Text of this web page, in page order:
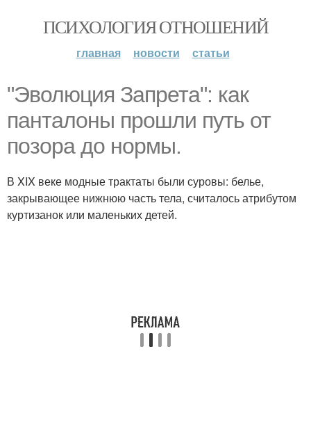
ПСИХОЛОГИЯ ОТНОШЕНИЙ
главная новости статьи
"Эволюция Запрета": как
панталоны прошли путь от
позора до нормы.
В XIX веке модные трактаты были суровы: белье,
закрывающее нижнюю часть тела, считалось атрибутом
куртизанок или маленьких детей.